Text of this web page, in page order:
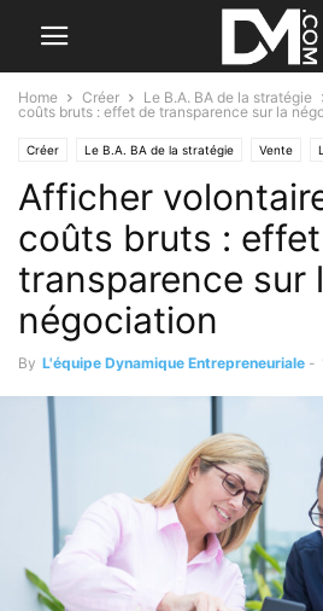
Home Créer Le B.A. BA de la stratégie
coûts bruts : effet de transparence sur la
Créer Le B.A. BA de la stratégie Vente
Le plan d'action commercial Les débuts de la
Afficher
coûts bruts :
transparence sur
négociation
By L'équipe Dynamique Entrepreneuriale -